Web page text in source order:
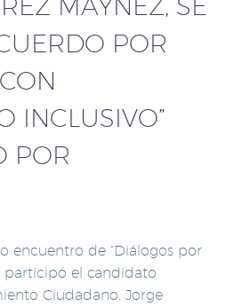
MÁYNEZ, SE
POR
INCLUSIVO”
POR
encuentro de “Diálogos por
participó el candidato
Ciudadano, Jorge